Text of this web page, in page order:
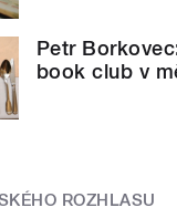
Petr
book club v
ROZHLASU